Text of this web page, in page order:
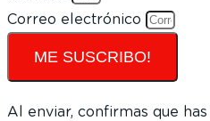
Correo electrónico
ME SUSCRIBO!
Al enviar, confirmas que